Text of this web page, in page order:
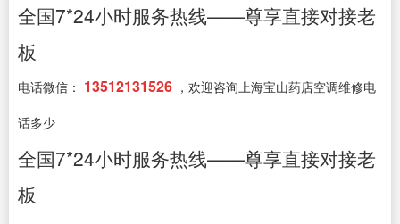
全国7*24小时服务热线——尊享直接对接老
板
电话微信： 13512131526 ，欢迎咨询上海宝山药店空调维修电
话多少
全国7*24小时服务热线——尊享直接对接老
板